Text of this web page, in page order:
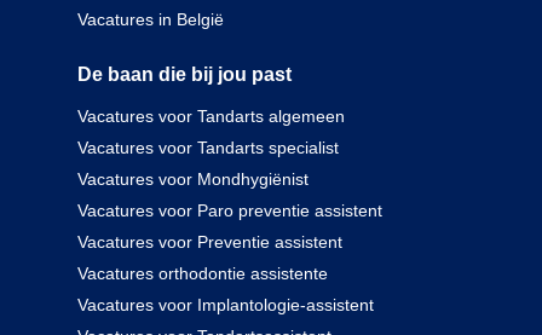
Vacatures in België
De baan die bij jou past
Vacatures voor Tandarts algemeen
Vacatures voor Tandarts specialist
Vacatures voor Mondhygiënist
Vacatures voor Paro preventie assistent
Vacatures voor Preventie assistent
Vacatures orthodontie assistente
Vacatures voor Implantologie-assistent